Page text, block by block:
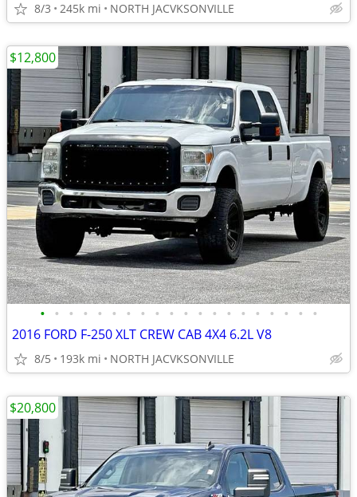
8/3 245k mi NORTH JACVKSONVILLE
• • • • • • • • • • • • • • • • • • • •
2016 FORD F-250 XLT CREW CAB 4X4 6.2L V8
8/5 193k mi NORTH JACVKSONVILLE
$12,800
$20,800